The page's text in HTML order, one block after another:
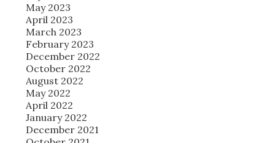
May 2023
April 2023
March 2023
February 2023
December 2022
October 2022
August 2022
May 2022
April 2022
January 2022
December 2021